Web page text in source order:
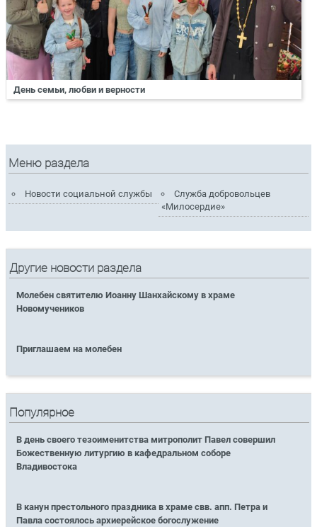
День семьи, любви и верности
Меню раздела
Новости социальной службы
Служба добровольцев
«Милосердие»
Другие новости раздела
Молебен святителю Иоанну Шанхайскому в храме
Новомучеников
Приглашаем на молебен
Популярное
В день своего тезоименитства митрополит Павел совершил
Божественную литургию в кафедральном соборе
Владивостока
В канун престольного праздника в храме свв. апп. Петра и
Павла состоялось архиерейское богослужение